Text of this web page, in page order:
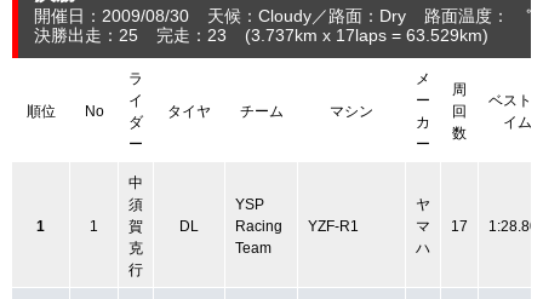
開催日：2009/08/30 天候：Cloudy 路面：Dry
路面温度：
決勝出走：25
完走：23 (3.737km x 17laps = 63.529km)
順位 No
ラ
イ
ダ
ー
タイヤ チーム マシン
メ
ー
カ
ー
周
回
数
ベスト
イム
1 1
中
須
賀
克
行
DL
YSP
Racing
Team
YZF-R1
ヤ
マ
ハ
17